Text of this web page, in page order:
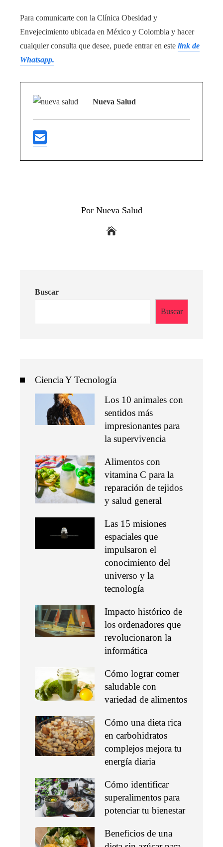
Para comunicarte con la Clínica Obesidad y
Envejecimiento ubicada en México y Colombia y hacer
cualquier consulta que desee, puede entrar en este link de
Whatsapp.
Nueva Salud
Por Nueva Salud
Buscar
Buscar
Ciencia Y Tecnología
Los 10 animales con
sentidos más
impresionantes para
la supervivencia
Alimentos con
vitamina C para la
reparación de tejidos
y salud general
Las 15 misiones
espaciales que
impulsaron el
conocimiento del
universo y la
tecnología
Impacto histórico de
los ordenadores que
revolucionaron la
informática
Cómo lograr comer
saludable con
variedad de alimentos
Cómo una dieta rica
en carbohidratos
complejos mejora tu
energía diaria
Cómo identificar
superalimentos para
potenciar tu bienestar
Beneficios de una